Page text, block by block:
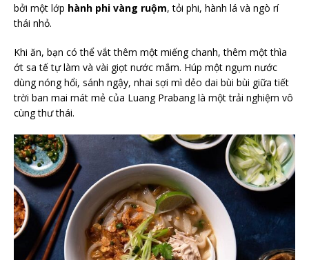
bởi một lớp hành phi vàng ruộm, tỏi phi, hành lá và ngò rí
thái nhỏ.
Khi ăn, bạn có thể vắt thêm một miếng chanh, thêm một thìa
ớt sa tế tự làm và vài giọt nước mắm. Húp một ngụm nước
dùng nóng hổi, sánh ngậy, nhai sợi mì dẻo dai bùi bùi giữa tiết
trời ban mai mát mẻ của Luang Prabang là một trải nghiệm vô
cùng thư thái.